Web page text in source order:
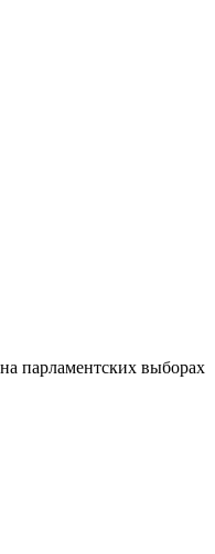
парламентских выборах